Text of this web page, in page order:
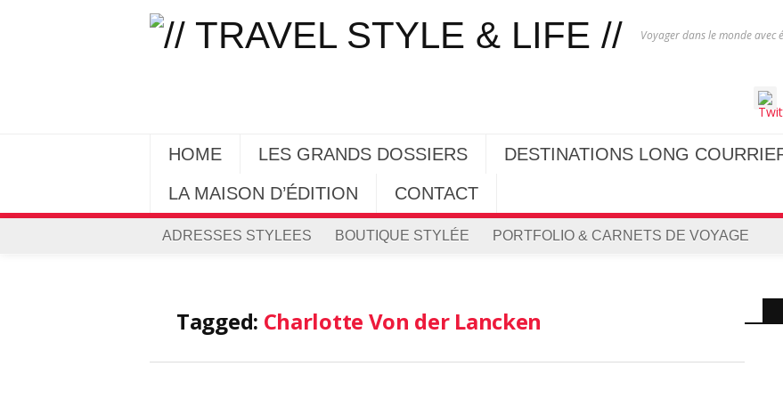
Voyager dans le monde avec
HOME LES GRANDS DOSSIERS DESTINATIONS LONG
LA MAISON D’ÉDITION
CONTACT
ADRESSES STYLEES BOUTIQUE STYLÉE PORTFOLIO & CARNETS DE VOYAGE
Tagged: Charlotte Von der Lancken